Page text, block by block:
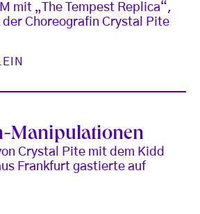
mit „The Tempest Replica“,
der Choreografin Crystal Pite
Manipulationen
Crystal Pite mit dem Kidd
Frankfurt gastierte auf